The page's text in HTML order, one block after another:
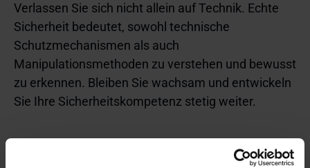
Verlassen Sie sich nicht allein auf Technik. Echte
Sicherheit bedeutet, sowohl technische
Schutzmechanismen als auch
Manipulationsmethoden zu verstehen und bewusst
zu erkennen. Bleiben Sie wachsam und entwickeln
Sie Ihre Sicherheitskompetenz stetig weiter.